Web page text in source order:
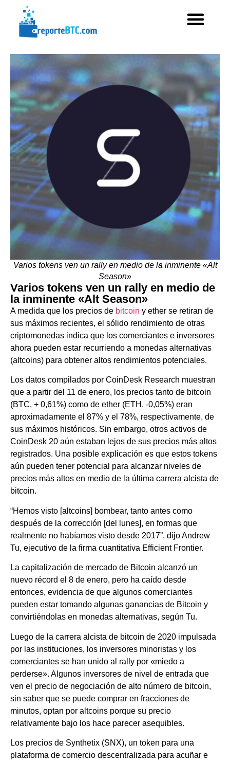
Varios tokens ven un rally en medio de la inminente «Alt
Season»
Varios tokens ven un rally en medio de
la inminente «Alt Season»
A medida que los precios de bitcoin y ether se retiran de
sus máximos recientes, el sólido rendimiento de otras
criptomonedas indica que los comerciantes e inversores
ahora pueden estar recurriendo a monedas alternativas
(altcoins) para obtener altos rendimientos potenciales.
Los datos compilados por CoinDesk Research muestran
que a partir del 11 de enero, los precios tanto de bitcoin
(BTC, + 0,61%) como de ether (ETH, -0,05%) eran
aproximadamente el 87% y el 78%, respectivamente, de
sus máximos históricos. Sin embargo, otros activos de
CoinDesk 20 aún estaban lejos de sus precios más altos
registrados. Una posible explicación es que estos tokens
aún pueden tener potencial para alcanzar niveles de
precios más altos en medio de la última carrera alcista de
bitcoin.
“Hemos visto [altcoins] bombear, tanto antes como
después de la corrección [del lunes], en formas que
realmente no habíamos visto desde 2017”, dijo Andrew
Tu, ejecutivo de la firma cuantitativa Efficient Frontier.
La capitalización de mercado de Bitcoin alcanzó un
nuevo récord el 8 de enero, pero ha caído desde
entonces, evidencia de que algunos comerciantes
pueden estar tomando algunas ganancias de Bitcoin y
convirtiéndolas en monedas alternativas, según Tu.
Luego de la carrera alcista de bitcoin de 2020 impulsada
por las instituciones, los inversores minoristas y los
comerciantes se han unido al rally por «miedo a
perderse». Algunos inversores de nivel de entrada que
ven el precio de negociación de alto número de bitcoin,
sin saber que se puede comprar en fracciones de
minutos, optan por altcoins porque su precio
relativamente bajo los hace parecer asequibles.
Los precios de Synthetix (SNX), un token para una
plataforma de comercio descentralizada para acuñar e